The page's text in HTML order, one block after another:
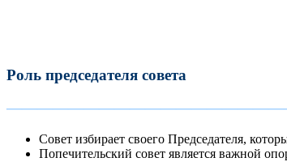
Роль председателя совета
Совет избирает своего Председателя,
Попечительский совет является важной